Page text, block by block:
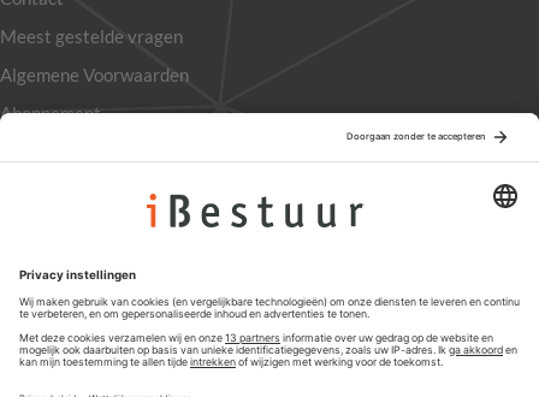
Meest gestelde vragen
Algemene Voorwaarden
Abonnement
Privacyinstellingen